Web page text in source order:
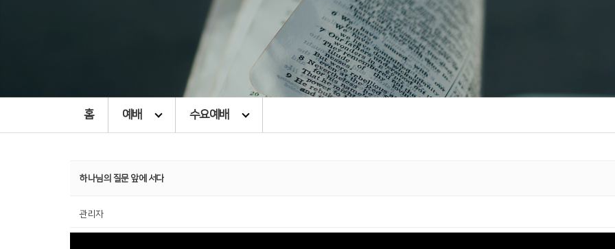
홈 예배 수요예배
하나님의 질문 앞에 서다
관리자